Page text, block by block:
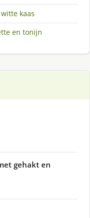
kaas
en tonijn
gehakt en